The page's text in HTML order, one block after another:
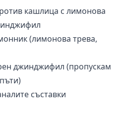
кашлица с лимонова
(лимонова трева,
джинджифил (пропускам
съставки